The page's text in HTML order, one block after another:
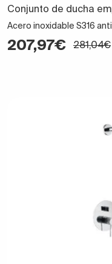
Conjunto de ducha
Acero inoxidable S316
207,97€ 281,04€